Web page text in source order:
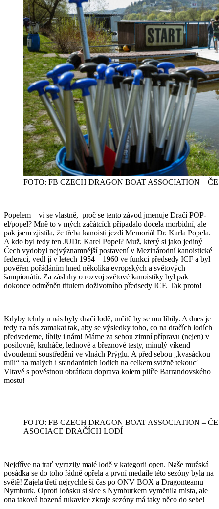
FOTO: FB CZECH DRAGON BOAT ASSOCIATION –
Popelem – ví se vlastně, proč se tento závod jmenuje Dračí POP-
el/popel? Mně to v mých začátcích připadalo docela morbidní, ale
pak jsem zjistila, že třeba kanoisti jezdí Memoriál Dr. Karla Popela.
A kdo byl tedy ten JUDr. Karel Popel? Muž, který si jako jediný
Čech vydobyl nejvýznamnější postavení v Mezinárodní kanoistické
federaci, vedl ji v letech 1954 – 1960 ve funkci předsedy ICF a byl
pověřen pořádáním hned několika evropských a světových
šampionátů. Za zásluhy o rozvoj světové kanoistiky byl pak
dokonce odměněn titulem doživotního předsedy ICF. Tak proto!
Kdyby tehdy u nás byly dračí lodě, určitě by se mu líbily. A dnes je
tedy na nás zamakat tak, aby se výsledky toho, co na dračích lodích
předvedeme, líbily i nám! Máme za sebou zimní přípravu (nejen) v
posilovně, kruháče, lednové a březnové testy, minulý víkend
dvoudenní soustředění ve vlnách Prýglu. A před sebou „kvasáckou
míli“ na malých i standardních lodích na celkem svižně tekoucí
Vltavě s pověstnou obrátkou doprava kolem pilíře Barrandovského
mostu!
FOTO: FB CZECH DRAGON BOAT ASSOCIATION –
ASOCIACE DRAČÍCH LODÍ
Nejdříve na trať vyrazily malé lodě v kategorii open. Naše mužská
posádka se do toho řádně opřela a první medaile této sezóny byla na
světě! Zajela třetí nejrychlejší čas po ONV BOX a Dragonteamu
Nymburk. Oproti loňsku si sice s Nymburkem vyměnila místa, ale
ona taková hozená rukavice zkraje sezóny má taky něco do sebe!